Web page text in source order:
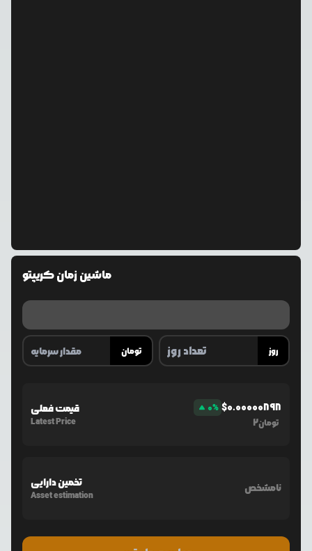
ماشین زمان کریپتو
تومان روز
قیمت فعلی
Latest Price
0% $0.00000898
2تومان
تخمین دارایی
Asset estimation
نامشخص